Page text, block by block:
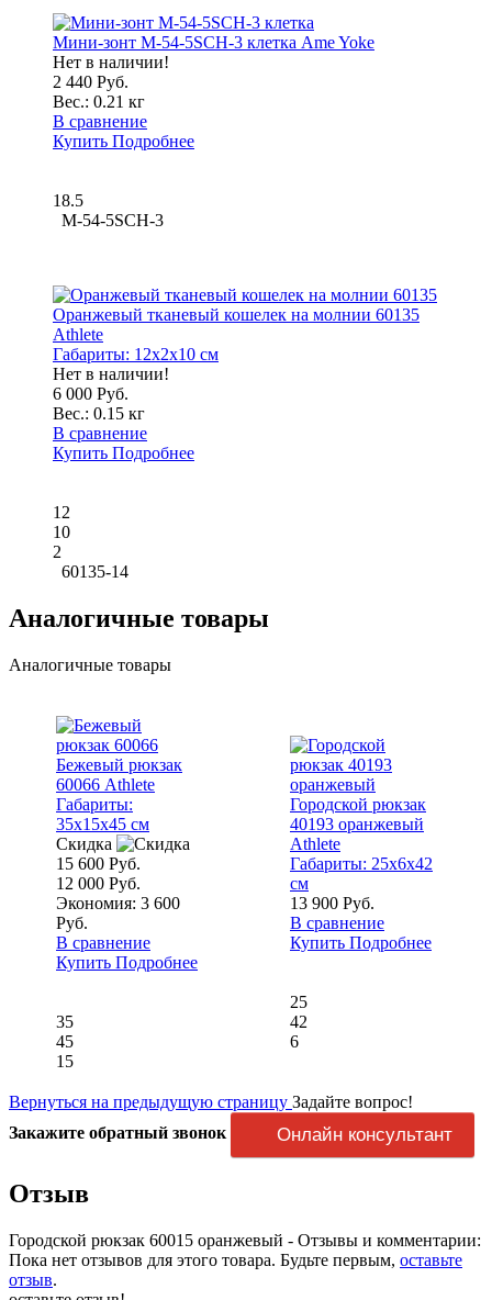
Мини-зонт M-54-5SCH-3 клетка Ame Yoke
Нет в наличии!
2 440 Руб.
Вес.: 0.21 кг
В сравнение
Купить Подробнее
18.5
M-54-5SCH-3
Оранжевый тканевый кошелек на молнии 60135
Athlete
Габариты: 12x2x10 см
Нет в наличии!
6 000 Руб.
Вес.: 0.15 кг
В сравнение
Купить Подробнее
12
10
2
60135-14
Аналогичные товары
Аналогичные товары
Бежевый рюкзак
60066 Athlete
Габариты:
35x15x45 см
Скидка
15 600 Руб.
12 000 Руб.
Экономия: 3 600
Руб.
В сравнение
Купить Подробнее
35
45
15
Городской рюкзак
40193 оранжевый
Athlete
Габариты: 25x6x42
см
13 900 Руб.
В сравнение
Купить Подробнее
25
42
6
Вернуться на предыдущую страницу Задайте вопрос!
Закажите обратный звонок
Онлайн консультант
Отзыв
Городской рюкзак 60015 оранжевый - Отзывы и комментарии:
Пока нет отзывов для этого товара. Будьте первым, оставьте
отзыв.